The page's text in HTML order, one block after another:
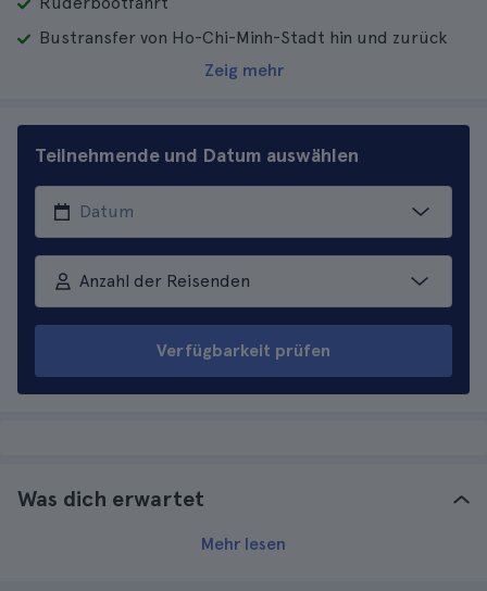
Bustransfer von Ho-Chi-Minh-Stadt hin und zurück
Zeig mehr
Teilnehmende und Datum auswählen
Anzahl der Reisenden
Verfügbarkeit prüfen
Was dich erwartet
Mehr lesen